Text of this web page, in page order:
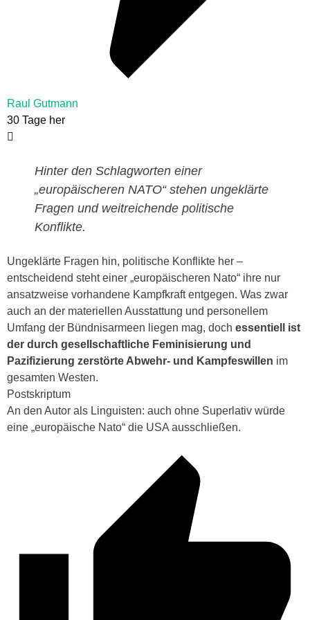
Raul Gutmann
30 Tage her
Hinter den Schlagworten einer
„europäischeren NATO“ stehen ungeklärte
Fragen und weitreichende politische
Konflikte.
Ungeklärte Fragen hin, politische Konflikte her –
entscheidend steht einer „europäischeren Nato“ ihre nur
ansatzweise vorhandene Kampfkraft entgegen. Was zwar
auch an der materiellen Ausstattung und personellem
Umfang der Bündnisarmeen liegen mag, doch essentiell ist
der durch gesellschaftliche Feminisierung und
Pazifizierung zerstörte Abwehr- und Kampfeswillen im
gesamten Westen.
Postskriptum
An den Autor als Linguisten: auch ohne Superlativ würde
eine „europäische Nato“ die USA ausschließen.